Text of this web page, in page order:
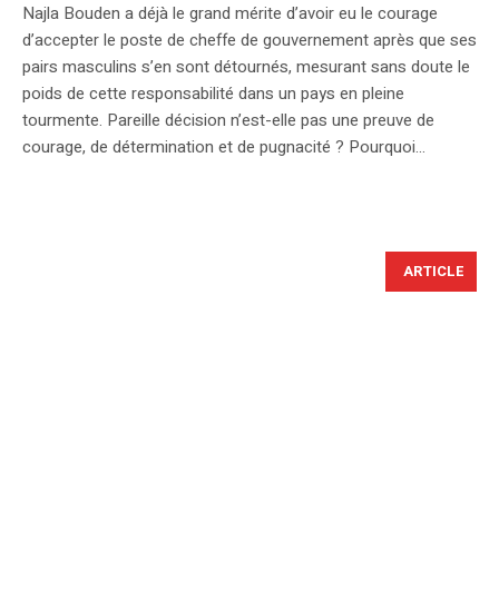
Najla Bouden a déjà le grand mérite d’avoir eu le courage
d’accepter le poste de cheffe de gouvernement après que ses
pairs masculins s’en sont détournés, mesurant sans doute le
poids de cette responsabilité dans un pays en pleine
tourmente. Pareille décision n’est-elle pas une preuve de
courage, de détermination et de pugnacité ? Pourquoi...
ARTICLE